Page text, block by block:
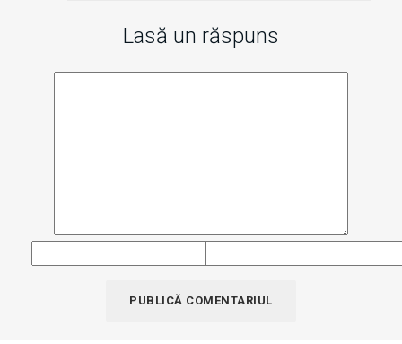
Lasă un răspuns